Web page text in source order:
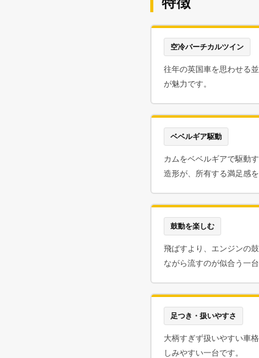
空冷バーチカルツイン
往年の英国車を思わせる
が魅力です。
ベベルギア駆動
カムをベベルギアで駆動
造形が、所有する満足感を
鼓動を楽しむ
飛ばすより、エンジンの
ながら流すのが似合う一台
足つき・扱いやすさ
大柄すぎず扱いやすい車
しみやすい一台です。